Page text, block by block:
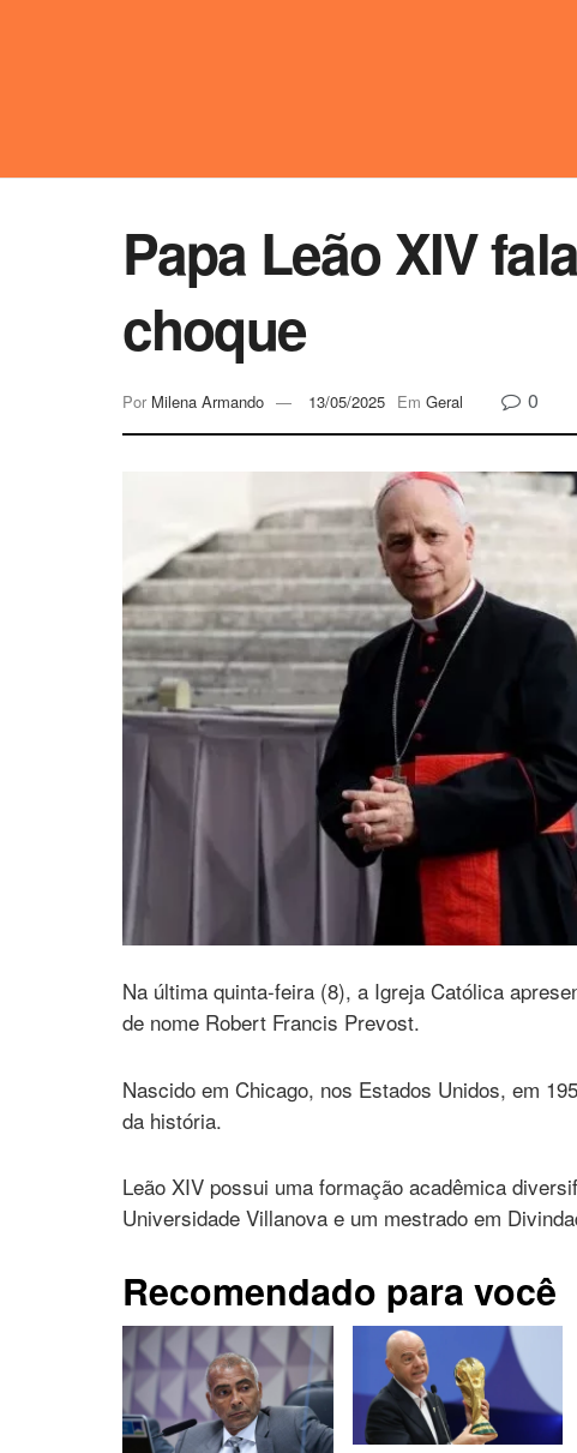
Papa Leão XIV
choque
Por Milena Armando 13/05/2025 Em Geral 0
Na última quinta-feira (8), a Igreja Católica
de nome Robert Francis Prevost.
Nascido em Chicago, nos Estados Unidos, em
da história.
Leão XIV possui uma formação acadêmica
Universidade Villanova e um mestrado em
Recomendado para você